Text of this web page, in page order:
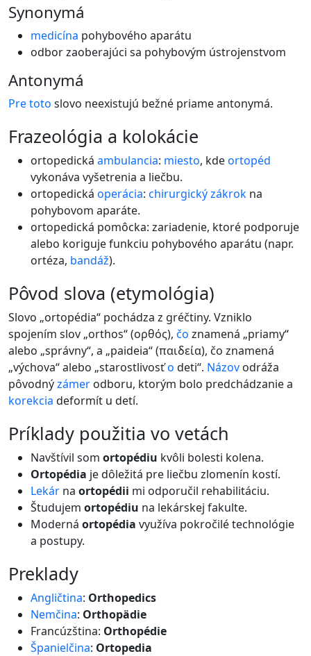
Synonymá
medicína pohybového aparátu
odbor zaoberajúci sa pohybovým ústrojenstvom
Antonymá
Pretoto slovo neexistujú bežné priame antonymá.
frazeológia a kolokácie
ortopedická ambulancia: miesto, kdeortopéd
vykonáva vyšetrenia a liečbu.
ortopedická operácia: chirurgickýzákrok na
pohybovom aparáte.
ortopedická pomôcka: zariadenie, ktoré podporuje
alebo koriguje funkciu pohybového aparátu (napr.
ortéza, bandáž).
pôvod slova (etymológia)
Slovo „ortopédia“ pochádza z gréčtiny. Vzniklo
spojením slov „orthos“ (ορθός), čo znamená „priamy“
alebo „správny“, a „paideia“ (παιδεία), čo znamená
„výchova“ alebo „starostlivosťo deti“. Názov odráža
pôvodnýzámer odboru, ktorým bolo predchádzanie a
korekcia deformít u detí.
príklady použitia vo vetách
Navštívil som ortopédiu kvôli bolesti kolena.
Ortopédia je dôležitá pre liečbu zlomenín kostí.
Lekár na ortopédii mi odporučil rehabilitáciu.
Študujem ortopédiu na lekárskej fakulte.
Moderná ortopédia využíva pokročilé technológie
a postupy.
preklady
Angličtina: Orthopedics
Nemčina: Orthopädie
Francúzština: Orthopédie
Španielčina: Ortopedia